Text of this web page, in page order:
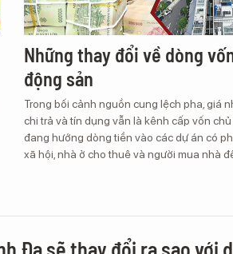
Những thay đổi về dòng
động sản
Trong bối cảnh nguồn cung lệch pha, giá
chi trả và tín dụng vẫn là kênh cấp vốn
đang hướng dòng tiền vào các dự án có
xã hội, nhà ở cho thuê và người mua nhà
Đa sẽ thay đổi ra sao với